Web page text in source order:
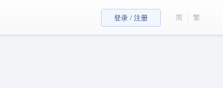
登录 / 注册 简 繁